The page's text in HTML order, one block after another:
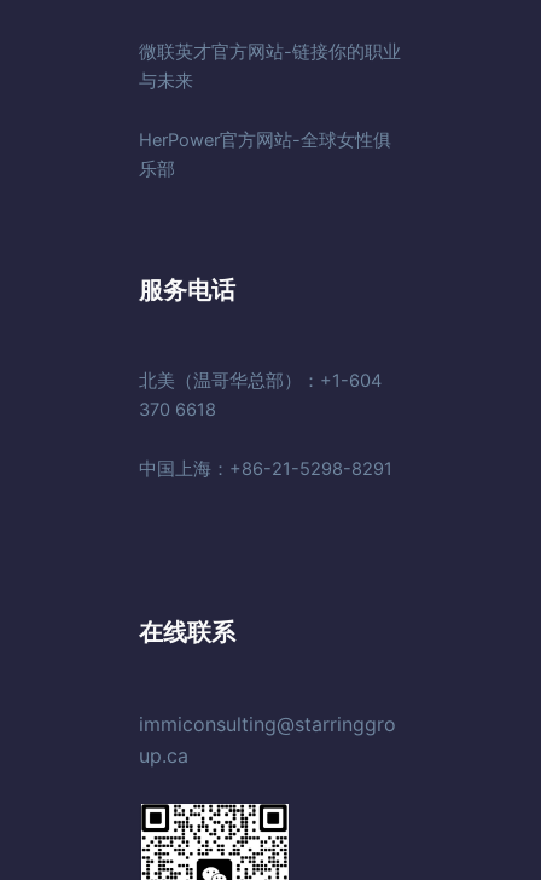
微联英才官方网站-链接你的职业
与未来
HerPower官方网站-全球女性俱
乐部
服务电话
北美（温哥华总部）：+1-604
370 6618
中国上海：+86-21-5298-8291
在线联系
immiconsulting@starringgro
up.ca